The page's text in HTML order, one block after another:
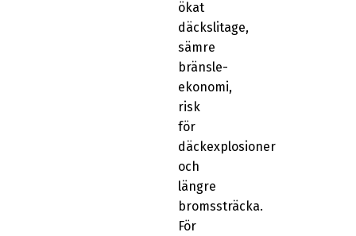
ökat
däckslitage,
sämre
bränsle-
ekonomi,
risk
för
däckexplosioner
och
längre
bromssträcka.
För